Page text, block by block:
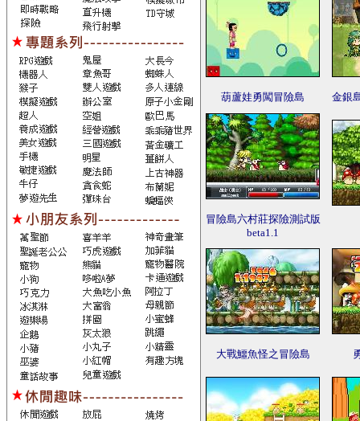
葫蘆娃勇闖冒險島 金銀
冒險島六村莊探險測試版
beta1.1
大戰鱷魚怪之冒險島